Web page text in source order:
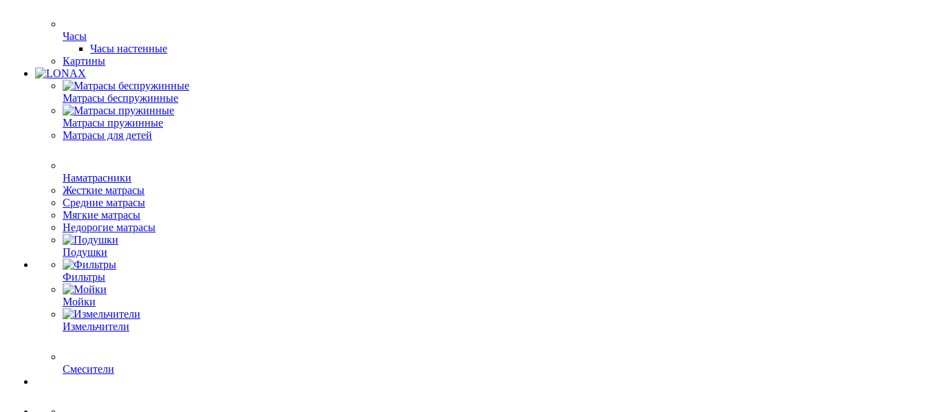
Часы
Часы настенные
Картины
Матрасы беспружинные
Матрасы пружинные
Матрасы для детей
Наматрасники
Жесткие матрасы
Средние матрасы
Мягкие матрасы
Недорогие матрасы
Подушки
Фильтры
Мойки
Измельчители
Смесители